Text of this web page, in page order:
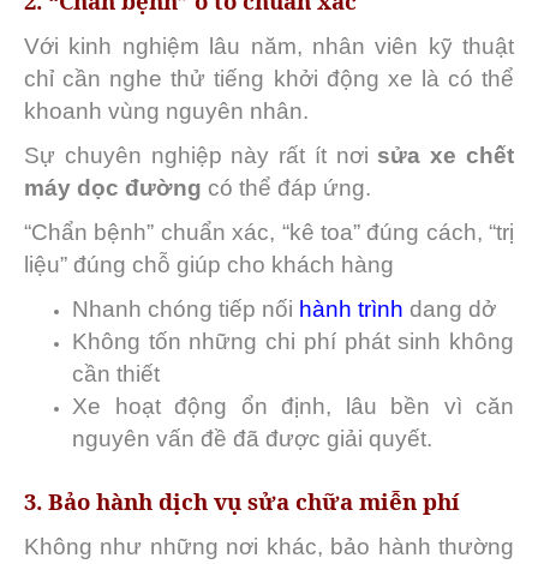
Với kinh nghiệm lâu năm, nhân viên kỹ thuật
chỉ cần nghe thử tiếng khởi động xe là có thể
khoanh vùng nguyên nhân.
Sự chuyên nghiệp này rất ít nơi sửa xe chết
máy dọc đường có thể đáp ứng.
“Chẩn bệnh” chuẩn xác, “kê toa” đúng cách, “trị
liệu” đúng chỗ giúp cho khách hàng
Nhanh chóng tiếp nối hành trình dang dở
Không tốn những chi phí phát sinh không
cần thiết
Xe hoạt động ổn định, lâu bền vì căn
nguyên vấn đề đã được giải quyết.
3. Bảo hành dịch vụ sửa chữa miễn phí
Không như những nơi khác, bảo hành thường